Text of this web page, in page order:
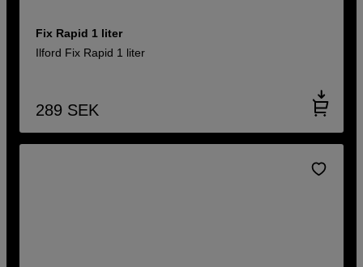
Fix Rapid 1 liter
Ilford Fix Rapid 1 liter
289 SEK